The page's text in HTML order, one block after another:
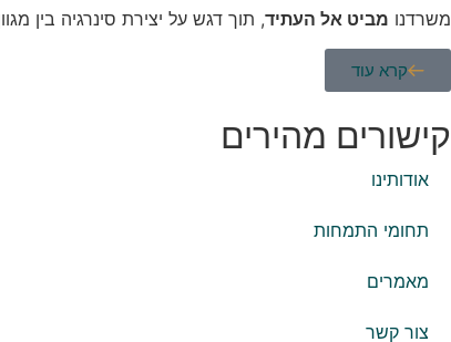
משרדנו מביט אל העתיד, תוך דגש על יצירת סינרגיה בין
קרא עוד
קישורים מהירים
אודותינו
תחומי התמחות
מאמרים
צור קשר